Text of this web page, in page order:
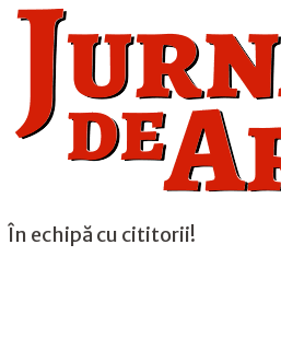
În echipă cu cititorii!